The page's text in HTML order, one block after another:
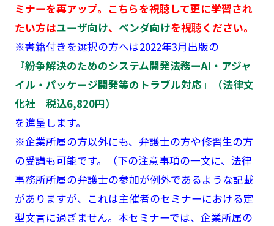
ミナーを再アップ。こちらを視聴して更に学習され
たい方はユーザ向け、 ベンダ向けを視聴ください。
※書籍付きを選択の方へは2022年3月出版の
『紛争解決のためのシステム開発法務ーAI・アジャ
イル・パッケージ開発等のトラブル対応』（法律文
化社 税込6,820円）
を進呈します。
※企業所属の方以外にも、弁護士の方や修習生の方
の受講も可能です。（下の注意事項の一文に、法律
事務所所属の弁護士の参加が例外であるような記載
がありますが、これは主催者のセミナーにおける定
型文言に過ぎません。本セミナーでは、企業所属の